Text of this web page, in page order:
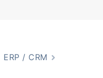
ERP / CRM